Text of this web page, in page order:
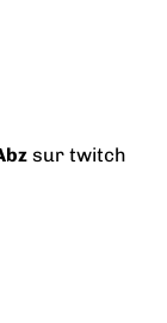
sur twitch